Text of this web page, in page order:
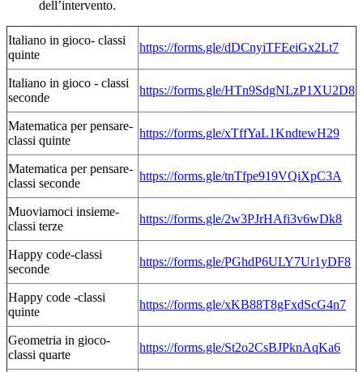
dell’intervento.
Italiano in gioco- classi
quinte
https://forms.gle/dDCnyiTFEeiGx2Lt7
Italiano in gioco - classi
seconde
https://forms.gle/HTn9SdgNLzP1XU2D8
Matematica per pensare-
classi quinte
https://forms.gle/xTffYaL1KndtewH29
Matematica per pensare-
classi seconde
https://forms.gle/tnTfpe919VQiXpC3A
Muoviamoci insieme-
classi terze
https://forms.gle/2w3PJrHAfi3v6wDk8
Happy code-classi
seconde
https://forms.gle/PGhdP6ULY7Ur1yDF8
Happy code -classi
quinte
https://forms.gle/xKB88T8gFxdScG4n7
Geometria in gioco-
classi quarte
https://forms.gle/St2o2CsBJPknAqKa6